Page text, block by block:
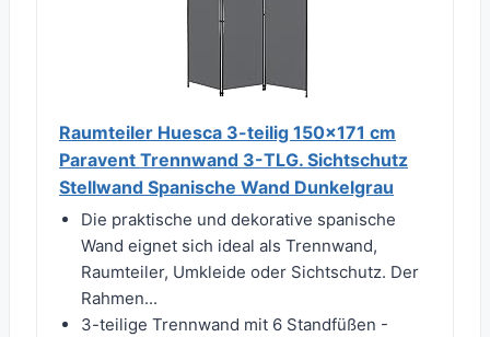
Raumteiler Huesca 3-teilig 150x171 cm
Paravent Trennwand 3-TLG. Sichtschutz
Stellwand Spanische Wand Dunkelgrau
Die praktische und dekorative spanische
Wand eignet sich ideal als Trennwand,
Raumteiler, Umkleide oder Sichtschutz. Der
Rahmen...
3-teilige Trennwand mit 6 Standfüßen -